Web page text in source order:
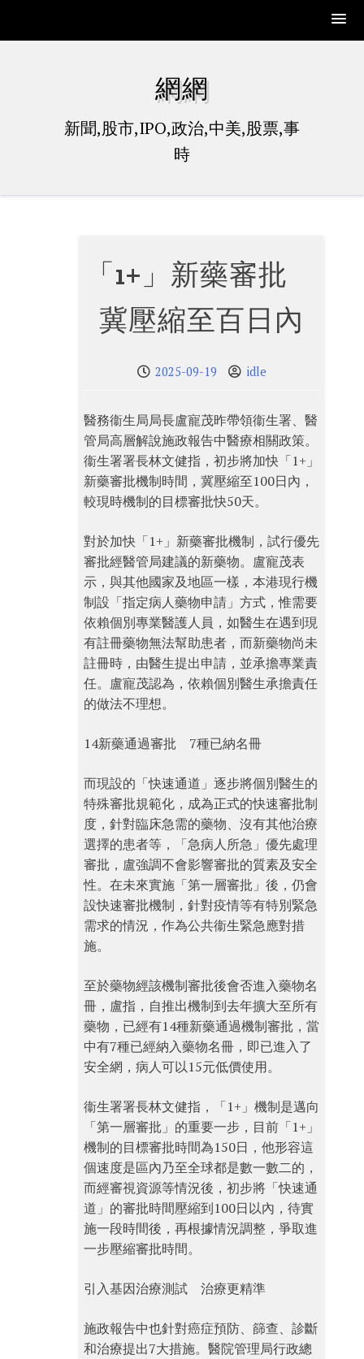
網網
新聞,股市,IPO,政治,中美,股票,事
時
「1+」新藥審批
冀壓縮至百日內
2025-09-19 idle
醫務衞生局局長盧寵茂昨帶領衞生署、醫
管局高層解說施政報告中醫療相關政策。
衞生署署長林文健指，初步將加快「1+」
新藥審批機制時間，冀壓縮至100日內，
較現時機制的目標審批快50天。
對於加快「1+」新藥審批機制，試行優先
審批經醫管局建議的新藥物。盧寵茂表
示，與其他國家及地區一樣，本港現行機
制設「指定病人藥物申請」方式，惟需要
依賴個別專業醫護人員，如醫生在遇到現
有註冊藥物無法幫助患者，而新藥物尚未
註冊時，由醫生提出申請，並承擔專業責
任。盧寵茂認為，依賴個別醫生承擔責任
的做法不理想。
14新藥通過審批 7種已納名冊
而現設的「快速通道」逐步將個別醫生的
特殊審批規範化，成為正式的快速審批制
度，針對臨床急需的藥物、沒有其他治療
選擇的患者等，「急病人所急」優先處理
審批，盧強調不會影響審批的質素及安全
性。在未來實施「第一層審批」後，仍會
設快速審批機制，針對疫情等有特別緊急
需求的情況，作為公共衞生緊急應對措
施。
至於藥物經該機制審批後會否進入藥物名
冊，盧指，自推出機制到去年擴大至所有
藥物，已經有14種新藥通過機制審批，當
中有7種已經納入藥物名冊，即已進入了
安全網，病人可以15元低價使用。
衞生署署長林文健指，「1+」機制是邁向
「第一層審批」的重要一步，目前「1+」
機制的目標審批時間為150日，他形容這
個速度是區內乃至全球都是數一數二的，
而經審視資源等情況後，初步將「快速通
道」的審批時間壓縮到100日以內，待實
施一段時間後，再根據情況調整，爭取進
一步壓縮審批時間。
引入基因治療測試 治療更精準
施政報告中也針對癌症預防、篩查、診斷
和治療提出7大措施。醫院管理局行政總